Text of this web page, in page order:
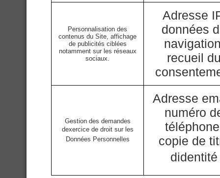
Personnalisation des
contenus du Site, affichage
de publicités ciblées
notamment sur les réseaux
sociaux.
Adresse
données
recueil
Gestion des demandes
dexercice de droit sur les
Données Personnelles
Adresse
numéro
copie de
didentité